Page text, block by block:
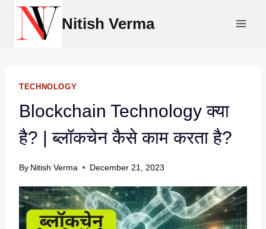
Skip
Nitish Verma
TECHNOLOGY
Blockchain Technology क्या
है? | ब्लॉकचेन कैसे काम करता है?
By Nitish Verma December 21, 2023